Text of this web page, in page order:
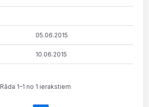
05.06.2015
10.06.2015
Rāda 1–1 no 1 ierakstiem